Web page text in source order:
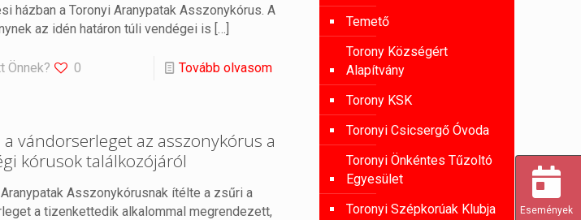
házban a Toronyi Aranypatak Asszonykórus. A
az idén határon túli vendégei is […]
Önnek? 0 Tovább olvasom
a vándorserleget az asszonykórus a
kórusok találkozójáról
Asszonykórusnak ítélte a zsűri a
a tizenkettedik alkalommal megrendezett,
Temető
Torony Községért
Alapítvány
Torony KSK
Toronyi Csicsergő Óvoda
Toronyi Önkéntes Tűzoltó
Egyesület
Toronyi Szépkorúak Klubja
Események